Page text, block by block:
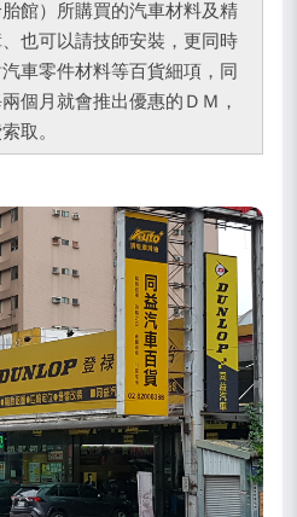
館）所購買的汽車材料及精
也可以請技師安裝，更同時
車零件材料等百貨細項，同
個月就會推出優惠的ＤＭ，
取。